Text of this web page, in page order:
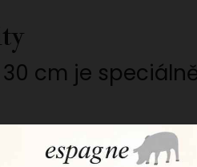
cm je